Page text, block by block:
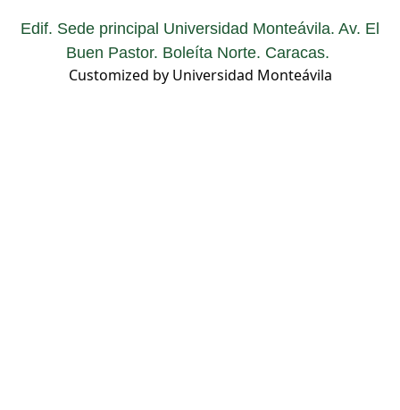
Edif. Sede principal Universidad Monteávila. Av. El
Buen Pastor. Boleíta Norte. Caracas.
Customized by Universidad Monteávila